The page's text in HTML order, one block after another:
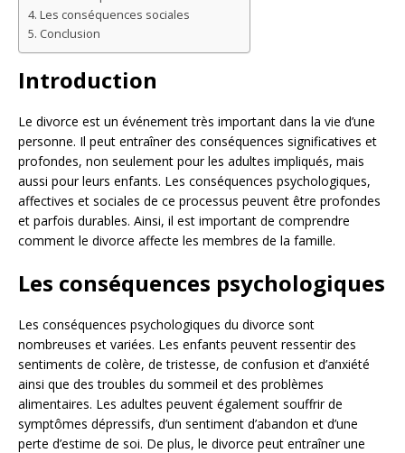
Les conséquences sociales
Conclusion
Introduction
Le divorce est un événement très important dans la vie d’une
personne. Il peut entraîner des conséquences significatives et
profondes, non seulement pour les adultes impliqués, mais
aussi pour leurs enfants. Les conséquences psychologiques,
affectives et sociales de ce processus peuvent être profondes
et parfois durables. Ainsi, il est important de comprendre
comment le divorce affecte les membres de la famille.
Les conséquences psychologiques
Les conséquences psychologiques du divorce sont
nombreuses et variées. Les enfants peuvent ressentir des
sentiments de colère, de tristesse, de confusion et d’anxiété
ainsi que des troubles du sommeil et des problèmes
alimentaires. Les adultes peuvent également souffrir de
symptômes dépressifs, d’un sentiment d’abandon et d’une
perte d’estime de soi. De plus, le divorce peut entraîner une